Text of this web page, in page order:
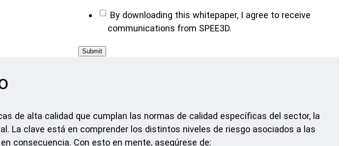
By downloading this whitepaper, I agree to receive
communications from SPEE3D.
de alta calidad que cumplan las normas de calidad específicas del sector, la
La clave está en comprender los distintos niveles de riesgo asociados a las
consecuencia. Con esto en mente, asegúrese de: